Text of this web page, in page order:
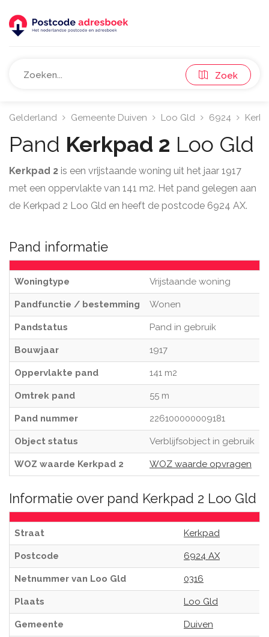
Zoek
Gelderland Gemeente Duiven Loo Gld 6924
Pand Kerkpad 2 Loo Gld
Kerkpad 2 is een vrijstaande woning uit het jaar 1917
met een oppervlakte van 141 m2. Het pand gelegen aan
de Kerkpad 2 Loo Gld en heeft de postcode 6924 AX.
Pand informatie
Woningtype Vrijstaande woning
Pandfunctie / bestemming Wonen
Pandstatus Pand in gebruik
Bouwjaar 1917
Oppervlakte pand 141 m2
Omtrek pand 55 m
Pand nummer 226100000009181
Object status Verblijfsobject in gebruik
WOZ waarde Kerkpad 2 WOZ waarde opvragen
Informatie over pand Kerkpad 2 Loo Gld
Straat Kerkpad
Postcode 6924 AX
Netnummer van Loo Gld 0316
Plaats Loo Gld
Gemeente Duiven